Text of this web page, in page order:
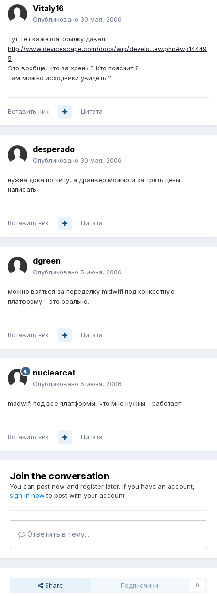
Vitaly16
Опубликовано 30 мая, 2006
Тут Тет кажется ссылку давал:
http://www.devicescape.com/docs/wip/develo...ew.php#wp14449
5
Это вообще, что за хрень ? Кто пояснит ?
Там можно исходники увидеть ?
Вставить ник Цитата
desperado
Опубликовано 30 мая, 2006
нужна дока по чипу, а драйвер можно и за треть цены
написать.
Вставить ник Цитата
dgreen
Опубликовано 5 июня, 2006
можно взяться за переделку midwifi под конкретную
платформу - это реально.
Вставить ник Цитата
nuclearcat
Опубликовано 5 июня, 2006
madwifi под все платформы, что мне нужны - работает
Вставить ник Цитата
Join the conversation
You can post now and register later. If you have an account,
sign in now to post with your account.
Ответить в тему...
Share Подписчики 0